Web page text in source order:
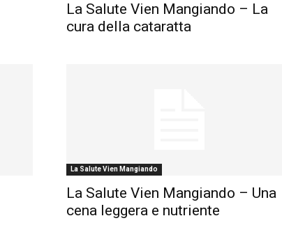
La Salute Vien Mangiando – La
cura della cataratta
La Salute Vien Mangiando
La Salute Vien Mangiando – Una
cena leggera e nutriente